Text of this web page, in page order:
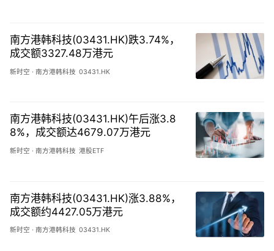
南方港韩科技(03431.HK)跌3.74%，
成交额3327.48万港元
新时空 ·南方港韩科技 03431.HK
南方港韩科技(03431.HK)午后涨3.8
8%，成交额达4679.07万港元
新时空 ·南方港韩科技 港股ETF
南方港韩科技(03431.HK)涨3.88%，
成交额约4427.05万港元
新时空 ·南方港韩科技 03431.HK